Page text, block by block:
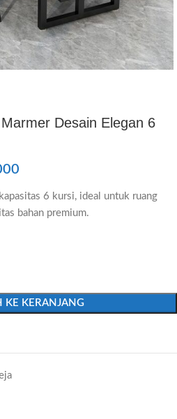
Desain Elegan 6
6 kursi, ideal untuk ruang
bahan premium.
KE KERANJANG